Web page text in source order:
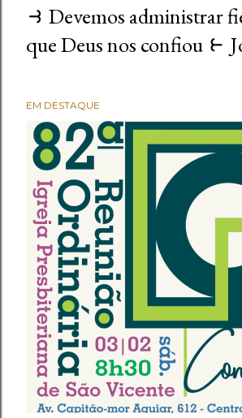
⥽ Devemos administrar
que Deus nos confiou ⥼
EM DESTAQUE